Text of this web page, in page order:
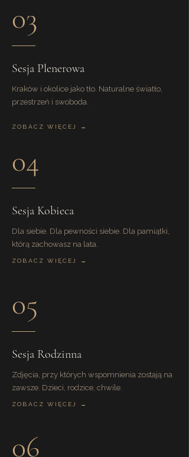
03
Sesja Plenerowa
Kraków i okolice jako tło. Naturalne światło,
przestrzeń i swoboda.
ZOBACZ WIĘCEJ →
04
Sesja Kobieca
Dla siebie. Dla pewności siebie. Dla pamiątki,
którą zachowasz na lata.
ZOBACZ WIĘCEJ →
05
Sesja Rodzinna
Zdjęcia, przy których wspomnienia zostają na
zawsze. Dzieci, rodzice, chwile.
ZOBACZ WIĘCEJ →
06